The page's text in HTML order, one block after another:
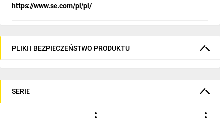
https://www.se.com/pl/pl/
PLIKI I BEZPIECZEŃSTWO PRODUKTU
SERIE